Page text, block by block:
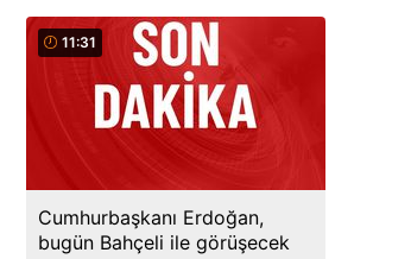
11:31
Cumhurbaşkanı Erdoğan,
bugün Bahçeli ile görüşecek